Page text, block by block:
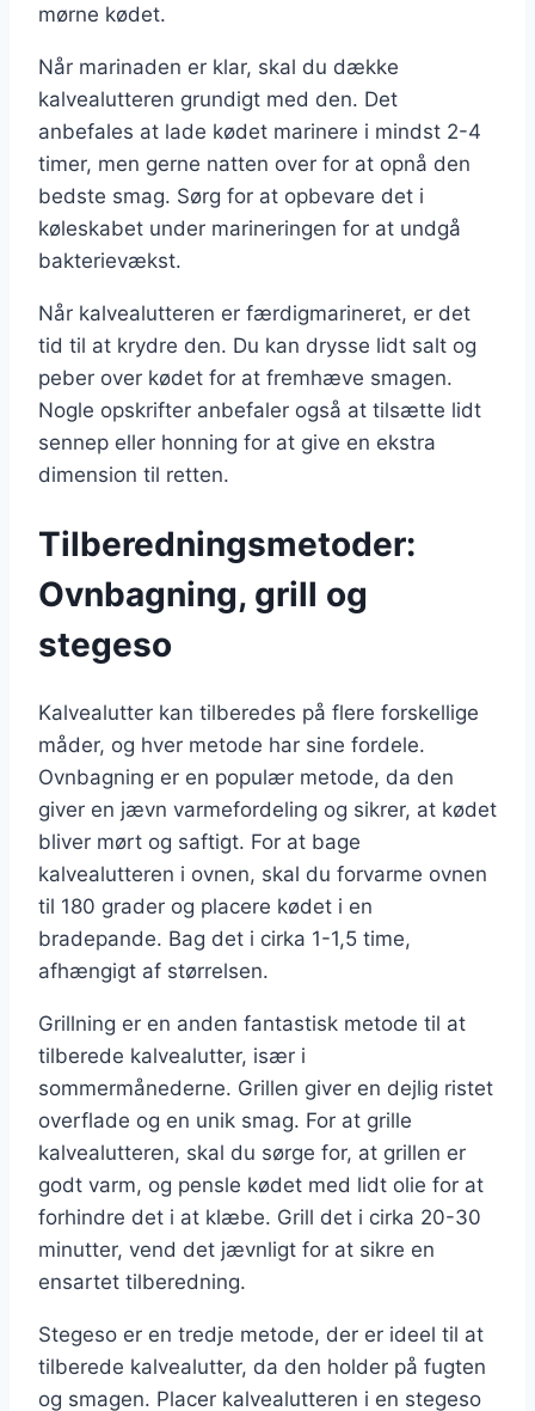
mørne kødet.
Når marinaden er klar, skal du dække
kalvealutteren grundigt med den. Det
anbefales at lade kødet marinere i mindst 2-4
timer, men gerne natten over for at opnå den
bedste smag. Sørg for at opbevare det i
køleskabet under marineringen for at undgå
bakterievækst.
Når kalvealutteren er færdigmarineret, er det
tid til at krydre den. Du kan drysse lidt salt og
peber over kødet for at fremhæve smagen.
Nogle opskrifter anbefaler også at tilsætte lidt
sennep eller honning for at give en ekstra
dimension til retten.
Tilberedningsmetoder:
Ovnbagning, grill og
stegeso
Kalvealutter kan tilberedes på flere forskellige
måder, og hver metode har sine fordele.
Ovnbagning er en populær metode, da den
giver en jævn varmefordeling og sikrer, at kødet
bliver mørt og saftigt. For at bage
kalvealutteren i ovnen, skal du forvarme ovnen
til 180 grader og placere kødet i en
bradepande. Bag det i cirka 1-1,5 time,
afhængigt af størrelsen.
Grillning er en anden fantastisk metode til at
tilberede kalvealutter, især i
sommermånederne. Grillen giver en dejlig ristet
overflade og en unik smag. For at grille
kalvealutteren, skal du sørge for, at grillen er
godt varm, og pensle kødet med lidt olie for at
forhindre det i at klæbe. Grill det i cirka 20-30
minutter, vend det jævnligt for at sikre en
ensartet tilberedning.
Stegeso er en tredje metode, der er ideel til at
tilberede kalvealutter, da den holder på fugten
og smagen. Placer kalvealutteren i en stegeso